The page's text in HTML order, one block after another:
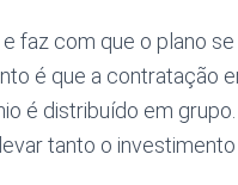
faz com que o plano
é que a contratação
é distribuído em
tanto o investimento